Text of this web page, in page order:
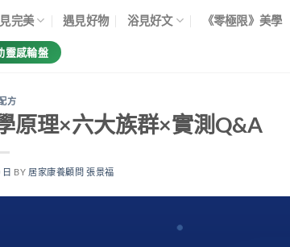
完美 遇見好物 浴見好文 《零極限》美學
靈感輪盤
方
原理×六大族群×實測Q&A
日 BY 居家康養顧問 張景福